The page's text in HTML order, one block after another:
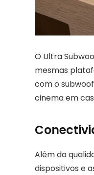
O Ultra
mesmas
com o
cinema em
Além da
dispositivos e